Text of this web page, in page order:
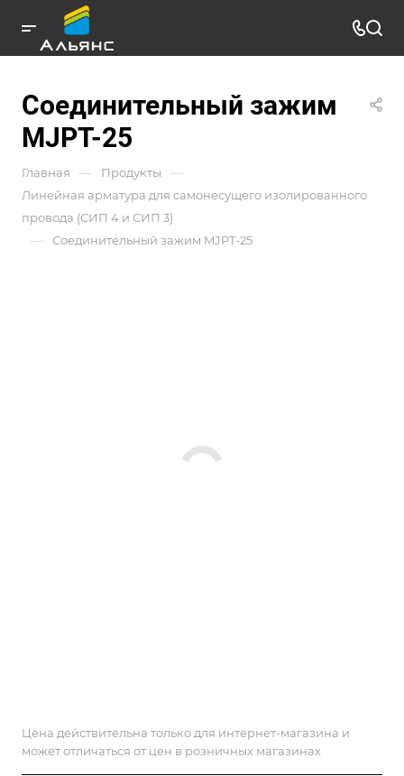
Соединительный зажим
MJPT-25
Главная — Продукты —
Линейная арматура для самонесущего изолированного
провода (СИП 4 и СИП 3)
— Соединительный зажим MJPT-25
Цена действительна только для интернет-магазина и
может отличаться от цен в розничных магазинах